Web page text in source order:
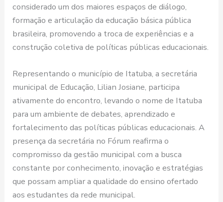
considerado um dos maiores espaços de diálogo,
formação e articulação da educação básica pública
brasileira, promovendo a troca de experiências e a
construção coletiva de políticas públicas educacionais.
Representando o município de Itatuba, a secretária
municipal de Educação, Lilian Josiane, participa
ativamente do encontro, levando o nome de Itatuba
para um ambiente de debates, aprendizado e
fortalecimento das políticas públicas educacionais. A
presença da secretária no Fórum reafirma o
compromisso da gestão municipal com a busca
constante por conhecimento, inovação e estratégias
que possam ampliar a qualidade do ensino ofertado
aos estudantes da rede municipal.